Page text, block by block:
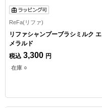
ReFa(リファ)
リファシャンプーブラシミルク エ
メラルド
税込 3,300 円
在庫 ○